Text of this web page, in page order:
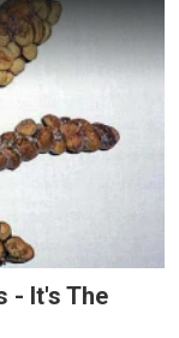
- It's The